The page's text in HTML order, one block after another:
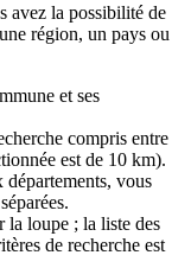
avez la possibilité de
région, un pays ou
et ses
compris entre
est de 10 km).
départements, vous
la loupe ; la liste des
de recherche est